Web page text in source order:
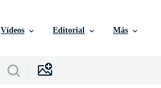
Vídeos Editorial Más